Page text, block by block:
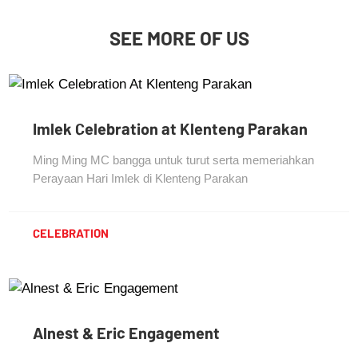
SEE MORE OF US
Imlek Celebration at Klenteng Parakan
Ming Ming MC bangga untuk turut serta memeriahkan
Perayaan Hari Imlek di Klenteng Parakan
CELEBRATION
Alnest & Eric Engagement